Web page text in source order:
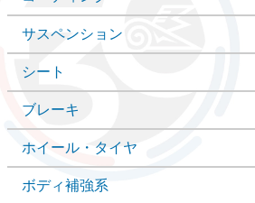
サスペンション
シート
ブレーキ
ホイール・タイヤ
ボディ補強系